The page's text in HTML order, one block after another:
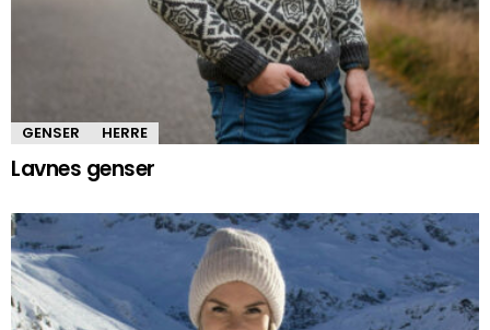
GENSER HERRE
Lavnes genser